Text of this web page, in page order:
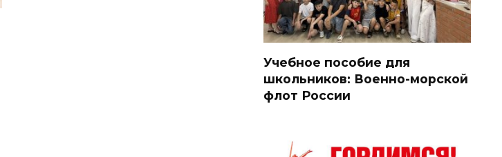
Учебное пособие для
школьников: Военно-морской
флот России